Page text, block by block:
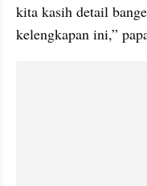
kita kasih detail
kelengkapan ini,”